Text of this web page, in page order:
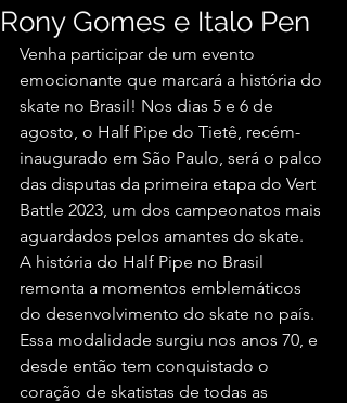
Rony Gomes e Italo Pen
Venha participar de um evento
emocionante que marcará a história do
skate no Brasil! Nos dias 5 e 6 de
agosto, o Half Pipe do Tietê, recém-
inaugurado em São Paulo, será o palco
das disputas da primeira etapa do Vert
Battle 2023, um dos campeonatos mais
aguardados pelos amantes do skate.
A história do Half Pipe no Brasil
remonta a momentos emblemáticos
do desenvolvimento do skate no país.
Essa modalidade surgiu nos anos 70, e
desde então tem conquistado o
coração de skatistas de todas as